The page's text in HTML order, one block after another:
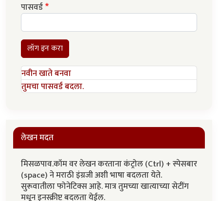
पासवर्ड
लॉग इन करा
नवीन खाते बनवा
तुमचा पासवर्ड बदला.
लेखन मदत
मिसळपाव.कॉम वर लेखन करताना कंट्रोल (Ctrl) + स्पेसबार
(space) ने मराठी इंग्रजी अशी भाषा बदलता येते.
सुरूवातीला फोनेटिक्स आहे. मात्र तुमच्या खात्याच्या सेटींग
मधून इनस्क्रीप्ट बदलता येईल.